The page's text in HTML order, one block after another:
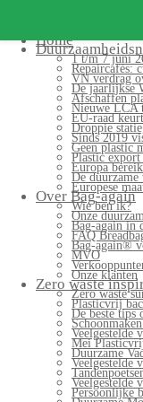
Home
1 t/m 7 juni
Repaircafés:
VN verdrag
De jaarlijkse
Afschaffen
Nieuwe LCA
EU-raad
Droppie
Sinds 2019
Geen plastic
Plastic export
Europa
De
Europese
Over Bag-again
Wie ben ik?
Onze
Bag-again in
FAQ
Bag-again®
MVO
Onze klanten
Zero waste
Zero waste
Plasticvrij
De beste tips
Veelgestelde
Mei
Duurzame
Veelgestelde
Veelgestelde
Persoonlijke